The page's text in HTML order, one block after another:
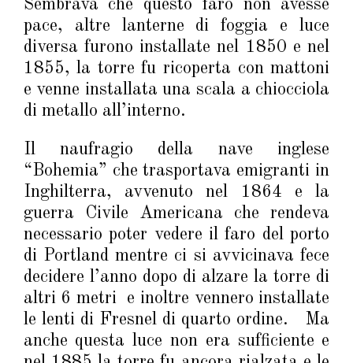
Sembrava che questo faro non avesse
pace, altre lanterne di foggia e luce
diversa furono installate nel 1850 e nel
1855, la torre fu ricoperta con mattoni
e venne installata una scala a chiocciola
di metallo all’interno.
Il naufragio della nave inglese
“Bohemia” che trasportava emigranti in
Inghilterra, avvenuto nel 1864 e la
guerra Civile Americana che rendeva
necessario poter vedere il faro del porto
di Portland mentre ci si avvicinava fece
decidere l’anno dopo di alzare la torre di
altri 6 metri e inoltre vennero installate
le lenti di Fresnel di quarto ordine. Ma
anche questa luce non era sufficiente e